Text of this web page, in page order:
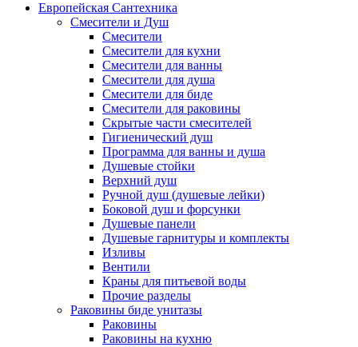
Европейская Сантехника
Смесители и Душ
Смесители
Смесители для кухни
Смесители для ванны
Смесители для душа
Смесители для биде
Смесители для раковины
Скрытые части смесителей
Гигиенический душ
Программа для ванны и душа
Душевые стойки
Верхний душ
Ручной душ (душевые лейки)
Боковой душ и форсунки
Душевые панели
Душевые гарнитуры и комплекты
Изливы
Вентили
Краны для питьевой воды
Прочие разделы
Раковины биде унитазы
Раковины
Раковины на кухню